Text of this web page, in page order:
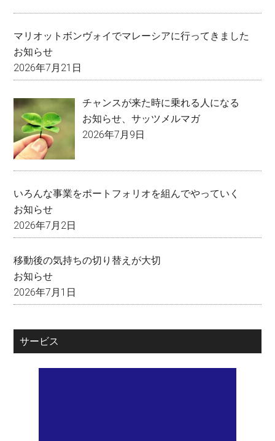
マリオットボンヴォイでマレーシアに行ってきました
お知らせ
2026年7月21日
チャンスが来た時に乗れる人になる
お知らせ、サッツメルマガ
2026年7月9日
いろんな事業をポートフォリオを組んでやっていく
お知らせ
2026年7月2日
移動後の気持ちの切り替えが大切
お知らせ
2026年7月1日
サービス